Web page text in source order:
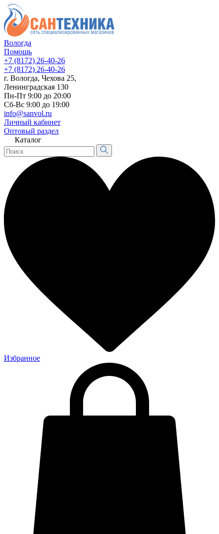
Вологда
Помощь
+7 (8172) 26-40-26
+7 (8172) 26-40-26
г. Вологда, Чехова 25,
Ленинградская 130
Пн-Пт 9:00 до 20:00
Сб-Вс 9:00 до 19:00
info@sanvol.ru
Личный кабинет
Оптовый раздел
Каталог
Избранное